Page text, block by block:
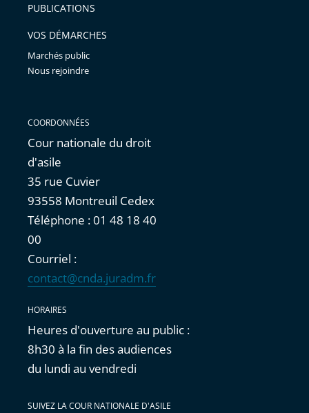
avant
PUBLICATIONS
VOS DÉMARCHES
Marchés public
Nous rejoindre
COORDONNÉES
Cour nationale du droit
d'asile
35 rue Cuvier
93558 Montreuil Cedex
Téléphone : 01 48 18 40
00
Courriel :
contact@cnda.juradm.fr
HORAIRES
Heures d'ouverture au public :
8h30 à la fin des audiences
du lundi au vendredi
SUIVEZ LA COUR NATIONALE D'ASILE